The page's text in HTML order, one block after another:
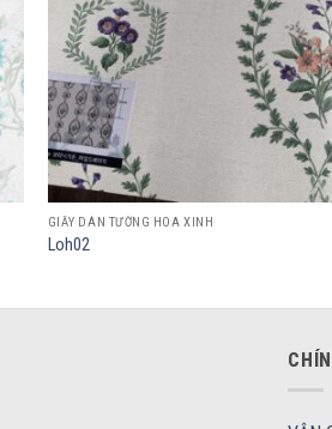
GIẤY DÁN TƯỜNG HOA XINH
Loh02